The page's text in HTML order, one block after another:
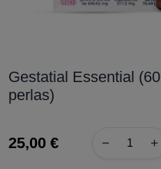
Gestatial Essential
perlas)
25,00 € − +